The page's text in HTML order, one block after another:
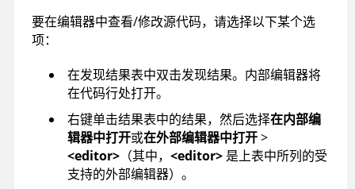
要在编辑器中查看/修改源代码，请选择以下某个选
项：
在发现结果表中双击发现结果。内部编辑器将
在代码行处打开。
右键单击结果表中的结果，然后选择在内部编
辑器中打开或在外部编辑器中打开>
<editor> （其中， <editor> 是上表中所列的受
支持的外部编辑器）。